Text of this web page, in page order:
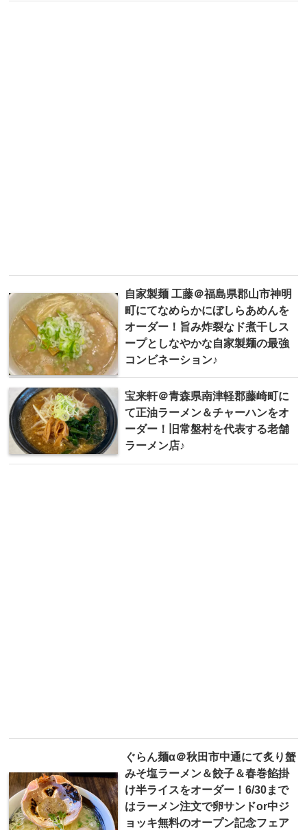
自家製麺 工藤＠福島県郡山市神明
町にてなめらかにぼしらあめんを
オーダー！旨み炸裂なド煮干しス
ープとしなやかな自家製麺の最強
コンビネーション♪
宝来軒＠青森県南津軽郡藤崎町に
て正油ラーメン＆チャーハンをオ
ーダー！旧常盤村を代表する老舗
ラーメン店♪
ぐらん麺α＠秋田市中通にて炙り蟹
みそ塩ラーメン＆餃子＆春巻餡掛
け半ライスをオーダー！6/30まで
はラーメン注文で卵サンドor中ジ
ョッキ無料のオープン記念フェア